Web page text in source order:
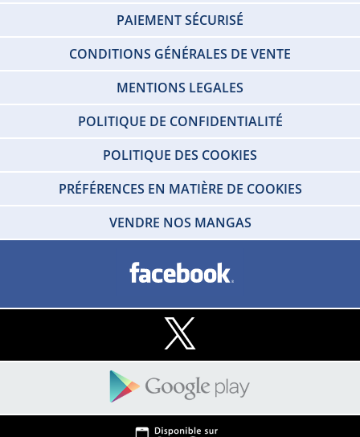
PAIEMENT SÉCURISÉ
CONDITIONS GÉNÉRALES DE VENTE
MENTIONS LEGALES
POLITIQUE DE CONFIDENTIALITÉ
POLITIQUE DES COOKIES
PRÉFÉRENCES EN MATIÈRE DE COOKIES
VENDRE NOS MANGAS